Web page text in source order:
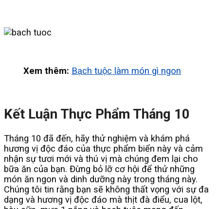
Xem thêm: Bạch tuộc làm món gì ngon
Kết Luận Thực Phẩm Tháng 10
Tháng 10 đã đến, hãy thử nghiệm và khám phá
hương vị độc đáo của thực phẩm biển này và cảm
nhận sự tươi mới và thú vị mà chúng đem lại cho
bữa ăn của bạn. Đừng bỏ lỡ cơ hội để thử những
món ăn ngon và dinh dưỡng này trong tháng này.
Chúng tôi tin rằng bạn sẽ không thất vọng với sự đa
dạng và hương vị độc đáo mà thịt đà điểu, cua lột,